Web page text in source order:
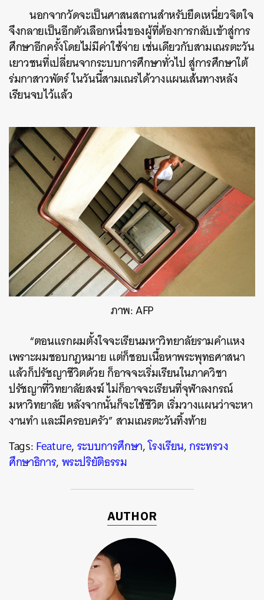
นอกจากวัดจะเป็นศาสนสถานสำหรับยึดเหนี่ยวจิตใจ
จึงกลายเป็นอีกตัวเลือกหนึ่งของผู้ที่ต้องการกลับเข้าสู่การ
ศึกษาอีกครั้งโดยไม่มีค่าใช้จ่าย เช่นเดียวกับสามเณรตะวัน
เยาวชนที่เปลี่ยนจากระบบการศึกษาทั่วไป สู่การศึกษาใต้
ร่มกาสาวพัตร์ ในวันนี้สามเณรได้วางแผนเส้นทางหลัง
เรียนจบไว้แล้ว
ภาพ: AFP
“ตอนแรกผมตั้งใจจะเรียนมหาวิทยาลัยรามคำแหง
เพราะผมชอบกฎหมาย แต่ก็ชอบเนื้อหาพระพุทธศาสนา
แล้วก็ปรัชญาชีวิตด้วย ก็อาจจะเริ่มเรียนในภาควิชา
ปรัชญาที่วิทยาลัยสงฆ์ ไม่ก็อาจจะเรียนที่จุฬาลงกรณ์
มหาวิทยาลัย หลังจากนั้นก็จะใช้ชีวิต เริ่มวางแผนว่าจะหา
งานทำ และมีครอบครัว” สามเณรตะวันทิ้งท้าย
Tags:Feature,ระบบการศึกษา,โรงเรียน,กระทรวง
ศึกษาธิการ,พระปริยัติธรรม
AUTHOR